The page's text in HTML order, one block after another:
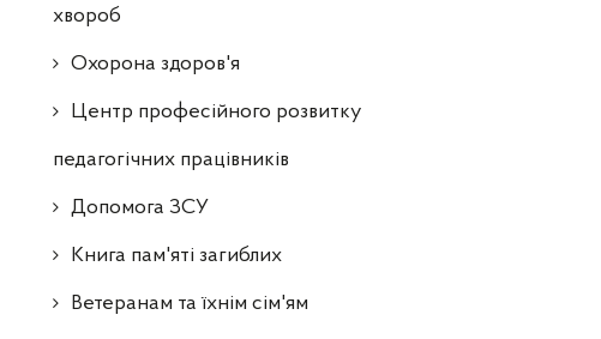
хвороб
Охорона здоров'я
Центр професійного розвитку
педагогічних працівників
Допомога ЗСУ
Книга пам'яті загиблих
Ветеранам та їхнім сім'ям